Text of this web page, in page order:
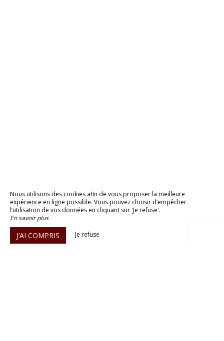
Nous utilisons des cookies afin de vous proposer la meilleure
expérience en ligne possible. Vous pouvez choisir d’empêcher
l’utilisation de vos données en cliquant sur 'Je refuse'.
En savoir plus
J’AI COMPRIS Je refuse